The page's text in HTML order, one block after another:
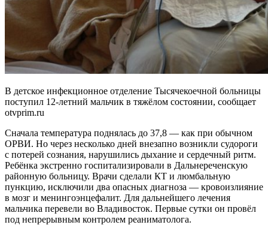
В детское инфекционное отделение Тысячекоечной больницы
поступил 12-летний мальчик в тяжёлом состоянии, сообщает
otvprim.ru
Сначала температура поднялась до 37,8 — как при обычном
ОРВИ. Но через несколько дней внезапно возникли судороги
с потерей сознания, нарушились дыхание и сердечный ритм.
Ребёнка экстренно госпитализировали в Дальнереченскую
районную больницу. Врачи сделали КТ и люмбальную
пункцию, исключили два опасных диагноза — кровоизлияние
в мозг и менингоэнцефалит. Для дальнейшего лечения
мальчика перевели во Владивосток. Первые сутки он провёл
под непрерывным контролем реаниматолога.